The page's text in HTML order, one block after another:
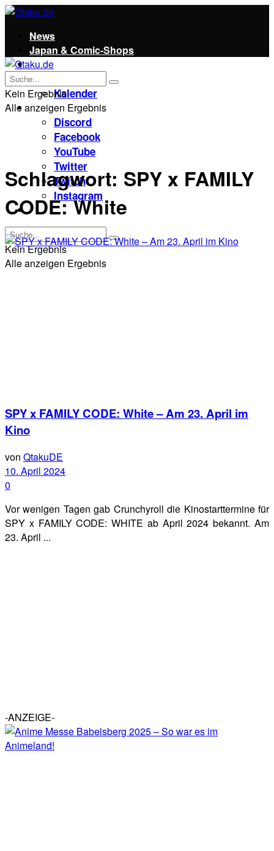
News
Japan & Comic-Shops
Qtaku
Kalender
Social
Discord
Facebook
YouTube
Twitter
Twitch
Instagram
Unterstützt uns!
Kein Ergebnis
Alle anzeigen Ergebnis
Kein Ergebnis
Alle anzeigen Ergebnis
Schlagwort: SPY x FAMILY
CODE: White
SPY x FAMILY CODE: White – Am 23. April im
Kino
von QtakuDE
10. April 2024
0
Vor wenigen Tagen gab Crunchyroll die Kinostarttermine für
SPY x FAMILY CODE: WHITE ab April 2024 bekannt. Am
23. April ...
-ANZEIGE-